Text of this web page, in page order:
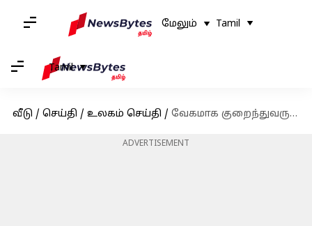
மேலும் Tamil
Tamil
வீடு / செய்தி / உலகம் செய்தி / வேகமாக குறைந்துவரும் பாதிப்புகள்; எச்ஐவியை எதிர்கொள்வதில் உலகளாவிய முன்னேற்றம்
ADVERTISEMENT